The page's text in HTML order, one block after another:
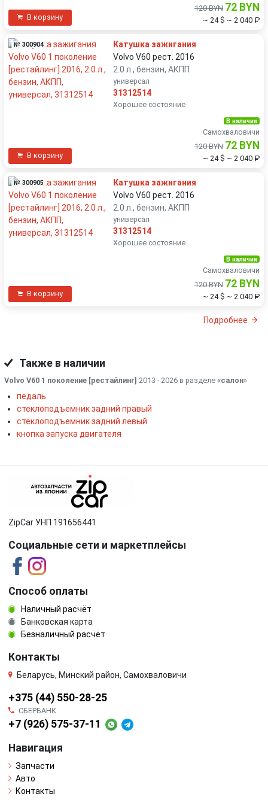
В корзину
120 BYN 72 BYN
~ 24 $ ~ 2 040 ₽
№ 300904
Катушка зажигания
Volvo V60 рест. 2016
2.0 л., бензин, АКПП
универсал
31312514
Хорошее состояние
В корзину
В наличии
Самохваловичи
120 BYN 72 BYN
~ 24 $ ~ 2 040 ₽
№ 300905
Катушка зажигания
Volvo V60 рест. 2016
2.0 л., бензин, АКПП
универсал
31312514
Хорошее состояние
В корзину
В наличии
Самохваловичи
120 BYN 72 BYN
~ 24 $ ~ 2 040 ₽
Подробнее
Также в наличии
Volvo V60 1 поколение [рестайлинг] 2013 - 2026 в разделе «салон»
педаль
стеклоподъемник задний правый
стеклоподъемник задний левый
кнопка запуска двигателя
ZipCar УНП 191656441
Социальные сети и маркетплейсы
Способ оплаты
Наличный расчёт
Банковская карта
Безналичный расчёт
Контакты
Беларусь, Минский район, Самохваловичи
+375 (44) 550-28-25
СБЕРБАНК
+7 (926) 575-37-11
Навигация
Запчасти
Авто
Контакты